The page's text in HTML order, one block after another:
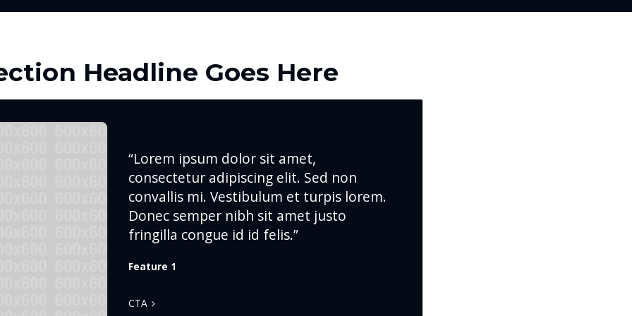
Headline Goes Here
“Lorem ipsum dolor sit amet,
consectetur adipiscing elit. Sed non
convallis mi. Vestibulum et turpis lorem.
Donec semper nibh sit amet justo
fringilla congue id id felis.”
Feature 1
CTA